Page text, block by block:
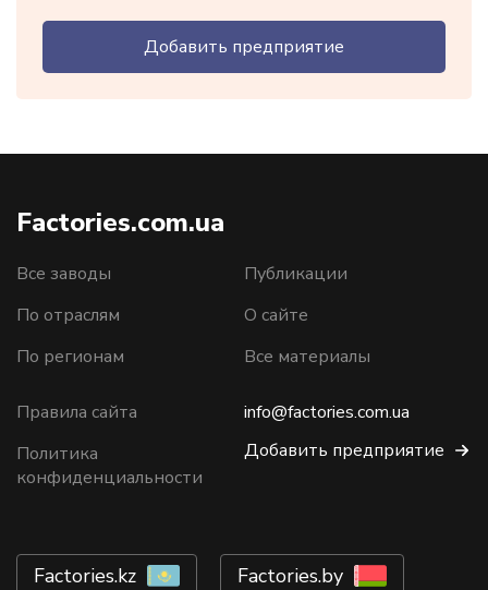
Добавить предприятие
Factories.com.ua
Все заводы
По отраслям
По регионам
Публикации
О сайте
Все материалы
Правила сайта
Политика
конфиденциальности
info@factories.com.ua
Добавить предприятие
Factories.kz Factories.by